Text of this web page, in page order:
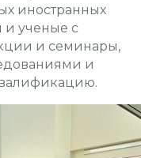
иностранных
и ученые с
и семинары,
и